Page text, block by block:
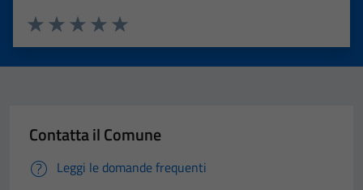
Valuta 5 stelle su 5
Valuta 4 stelle su 5
Valuta 3 stelle su 5
Valuta 2 stelle su 5
Valuta 1 stelle su 5
Contatta il Comune
Leggi le domande frequenti